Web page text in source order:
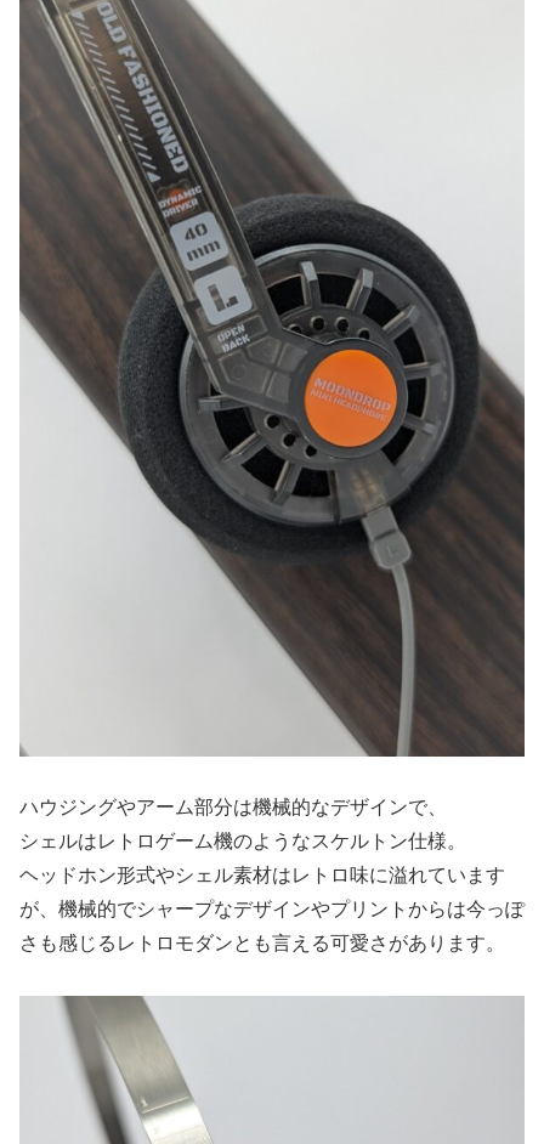
ハウジングやアーム部分は機械的なデザインで、
シェルはレトロゲーム機のようなスケルトン仕様。
ヘッドホン形式やシェル素材はレトロ味に溢れています
が、機械的でシャープなデザインやプリントからは今っぽ
さも感じるレトロモダンとも言える可愛さがあります。